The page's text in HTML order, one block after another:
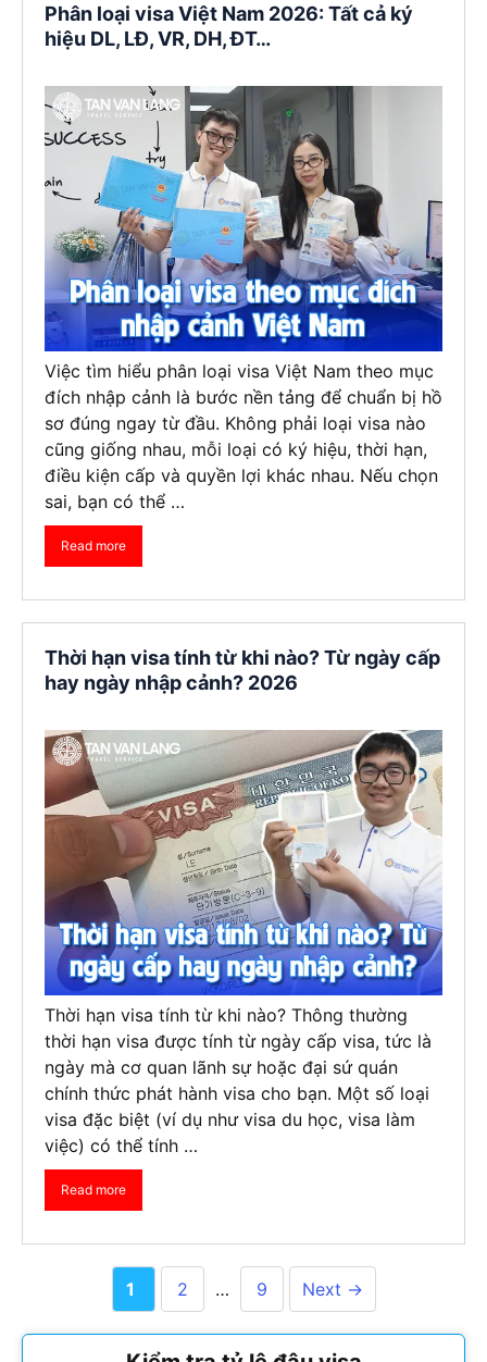
Phân loại visa Việt Nam 2026: Tất cả ký
hiệu DL, LĐ, VR, DH, ĐT…
Việc tìm hiểu phân loại visa Việt Nam theo mục
đích nhập cảnh là bước nền tảng để chuẩn bị hồ
sơ đúng ngay từ đầu. Không phải loại visa nào
cũng giống nhau, mỗi loại có ký hiệu, thời hạn,
điều kiện cấp và quyền lợi khác nhau. Nếu chọn
sai, bạn có thể …
Read more
Thời hạn visa tính từ khi nào? Từ ngày cấp
hay ngày nhập cảnh? 2026
Thời hạn visa tính từ khi nào? Thông thường
thời hạn visa được tính từ ngày cấp visa, tức là
ngày mà cơ quan lãnh sự hoặc đại sứ quán
chính thức phát hành visa cho bạn. Một số loại
visa đặc biệt (ví dụ như visa du học, visa làm
việc) có thể tính …
Read more
Page
1 Page
2 … Page
9 Next →